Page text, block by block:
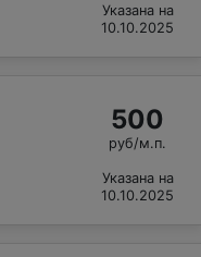
Указана на
10.10.2025
500
руб/м.п.
Указана на
10.10.2025